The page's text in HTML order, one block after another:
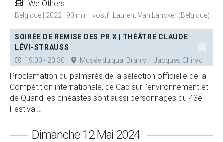
We Others
Belgique | 2022 | 90 min | vostf | Laurent Van Lancker (Belgique)
SOIRÉE DE REMISE DES PRIX | THÉÂTRE CLAUDE
LÉVI-STRAUSS
19:00 - 20:30
Musée du quai Branly – Jacques Chirac
Proclamation du palmarès de la sélection officielle de la
Compétition internationale, de Cap sur l’environnement et
de Quand les cinéastes sont aussi personnages du 43e
Festival…
Dimanche 12 Mai 2024